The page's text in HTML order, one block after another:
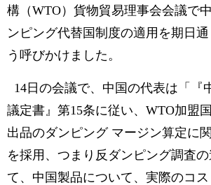
中日対訳
構（WTO）貨物貿易理事会会議で
ンピング代替国制度の適用を期日
う呼びかけました。
14日の会議で、中国の代表は「『
議定書』第15条に従い、WTO加盟
出品のダンピング マージン算定に
を採用、つまり反ダンピング調査
て、中国製品について、実際のコ